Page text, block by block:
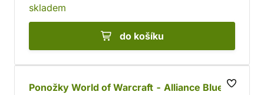
skladem
do košíku
Ponožky World of Warcraft - Alliance Blue &